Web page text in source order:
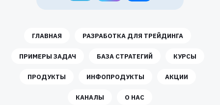
ГЛАВНАЯ РАЗРАБОТКА ДЛЯ ТРЕЙДИНГА
ПРИМЕРЫ ЗАДАЧ БАЗА СТРАТЕГИЙ КУРСЫ
ПРОДУКТЫ ИНФОПРОДУКТЫ АКЦИИ
КАНАЛЫ О НАС